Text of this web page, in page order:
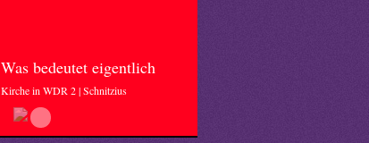
Was bedeutet eigentlich
Kirche in WDR 2 | Schnitzius